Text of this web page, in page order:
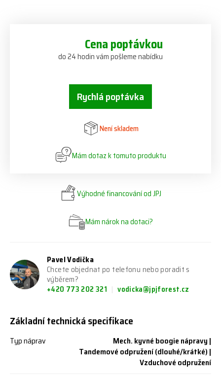
Cena poptávkou
do 24 hodin vám pošleme nabídku
Rychlá poptávka
Není skladem
Mám dotaz k tomuto produktu
Výhodné financování od JPJ
Mám nárok na dotaci?
Pavel Vodička
Chcete objednat po telefonu nebo poradit s
výběrem?
+420 773 202 321
vodicka@jpjforest.cz
Základní technická specifikace
Typ náprav
Mech. kyvné boogie nápravy |
Tandemové odpružení (dlouhé/krátké) |
Vzduchové odpružení